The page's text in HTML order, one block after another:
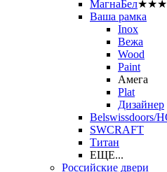
МагнаБел
Ваша рамка
Inox
Вежа
Wood
Paint
Амега
Plat
Дизайнер
Belswissdoors/
SWCRAFT
Титан
ЕЩЕ...
Российские двери